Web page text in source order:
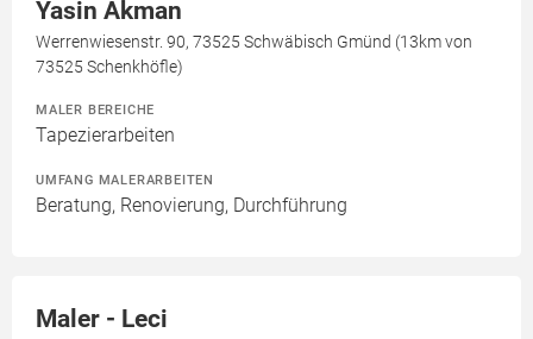
Yasin Akman
Werrenwiesenstr. 90, 73525 Schwäbisch Gmünd (13km von
73525 Schenkhöfle)
MALER BEREICHE
Tapezierarbeiten
UMFANG MALERARBEITEN
Beratung, Renovierung, Durchführung
Maler - Leci